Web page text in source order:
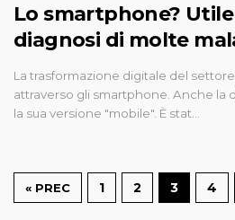
Lo smartphone?
diagnosi di molte
La trasformazione digitale del
attraverso gli smartphone. Anche la
la sua versione "mobile". È stat…
« PREC 1 2 3 4